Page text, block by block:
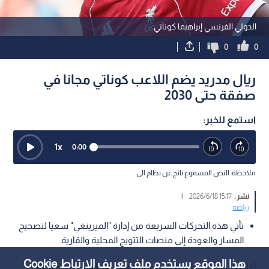
هذا الموقع يستخدم ملف تعريف الارتباط Cookie
الدولي الفرنسي إبراهيما كوناتي
0
0
ريال مدريد يضم اللاعب كوناتي مجانا في
صفقة حتى 2030
استمع للخبر:
0:00
1x
ملاحظة: النص المسموع ناتج عن نظام آلي
نشر :15:17 2026/6/18
|
رياضة
تأتي هذه التحركات السريعة من إدارة "الميرينغي" سعيا لتصحيح
المسار والعودة إلى منصات التتويج المحلية والقارية
أعلن نادي ريال مدريد الإسباني، الخميس، عن إبرام ثالث صفقاته